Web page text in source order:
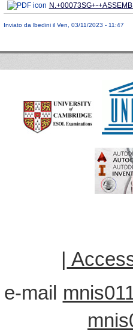
N.+00073SG+-
Inviato da lbediniil Ven, 03/11/2023 - 11:47
|
e-mail